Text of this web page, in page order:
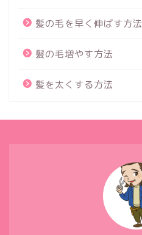
髪の毛を早く伸ばす方法
髪の毛増やす方法
髪を太くする方法